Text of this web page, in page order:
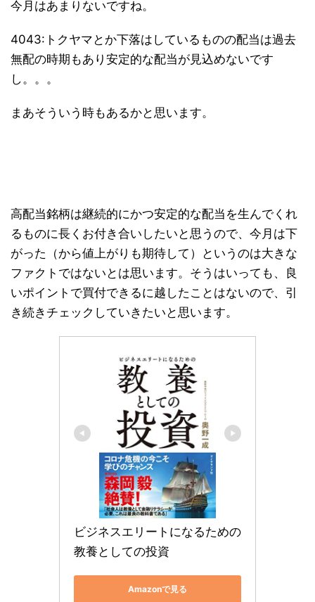
今月はあまりないですね。
4043:トクヤマとか下落はしているものの配当は過去
無配の時期もあり安定的な配当が見込めないです
し。。。
まあそういう時もあるかと思います。
高配当銘柄は継続的にかつ安定的な配当を生んでくれ
るものに長くお付き合いしたいと思うので、今月は下
がった（から値上がりも期待して）というのは大きな
ファクトではないとは思います。そうはいっても、良
いポイントで買付できるに越したことはないので、引
き続きチェックしていきたいと思います。
ビジネスエリートになるための
教養としての投資
Amazonで見る